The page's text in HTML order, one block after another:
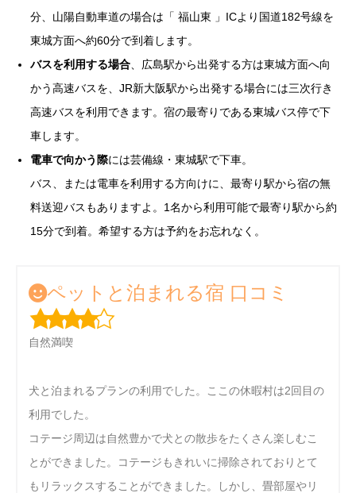
分、山陽自動車道の場合は「 福山東 」ICより国道182号線を
東城方面へ約60分で到着します。
バスを利用する場合 、広島駅から出発する方は東城方面へ向
かう高速バスを、JR新大阪駅から出発する場合には三次行き
高速バスを利用できます。宿の最寄りである東城バス停で下
車します。
電車で向かう際には芸備線・東城駅で下車。
バス、または電車を利用する方向けに、最寄り駅から宿の無
料送迎バスもありますよ。1名から利用可能で最寄り駅から約
15分で到着。希望する方は予約をお忘れなく。
ペットと泊まれる宿 口コミ
自然満喫
犬と泊まれるプランの利用でした。ここの休暇村は2回目の
利用でした。
コテージ周辺は自然豊かで犬との散歩をたくさん楽しむこ
とができました。コテージもきれいに掃除されておりとて
もリラックスすることができました。しかし、畳部屋やリ